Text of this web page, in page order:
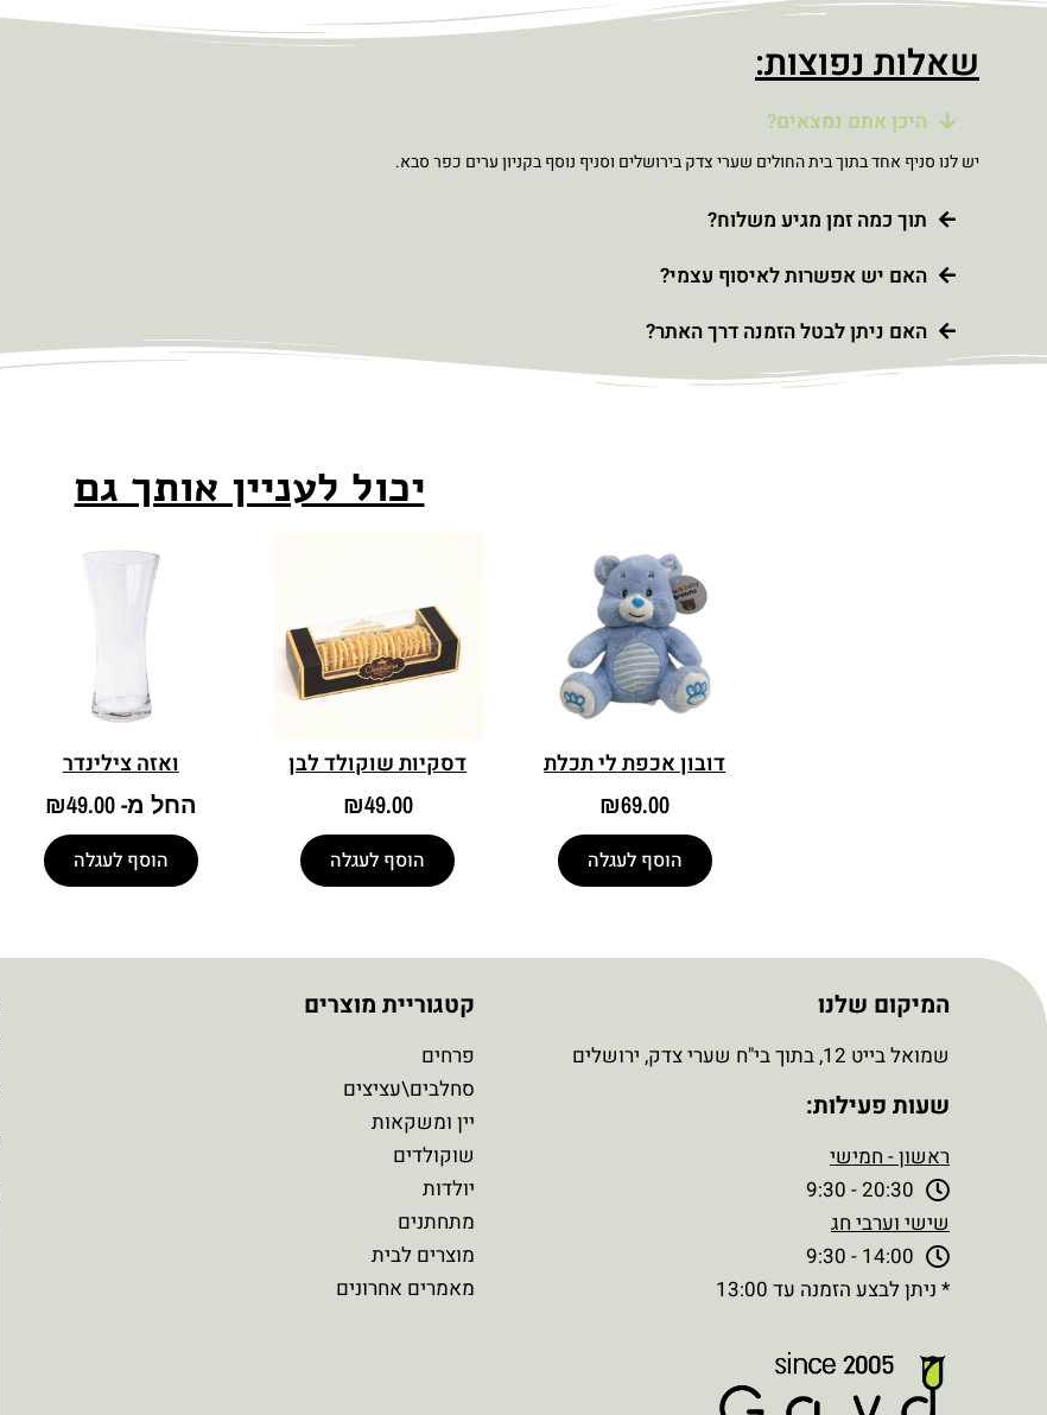
שאלות נפוצות:
היכן אתם נמצאים?
יש לנו סניף אחד בתוך בית החולים שערי צדק בירושלים וסניף נוסף בקניון ערים כפר סבא.
תוך כמה זמן מגיע משלוח?
האם יש אפשרות לאיסוף עצמי?
האם ניתן לבטל הזמנה דרך האתר?
יכול לעניין אותך גם
דובון אכפת לי תכלת
₪69.00
הוסף לעגלה
דסקיות שוקולד לבן
₪49.00
הוסף לעגלה
ואזה צילינדר
החל מ-
₪49.00
הוסף לעגלה
המיקום שלנו
שמואל בייט 12, בתוך בי"ח שערי צדק, ירושלים
שעות פעילות:
ראשון - חמישי
20:30 - 9:30
שישי וערבי חג
14:00 - 9:30
* ניתן לבצע הזמנה עד 13:00
קטגוריית מוצרים
פרחים
סחלבים\עציצים
יין ומשקאות
שוקולדים
יולדות
מתחתנים
מוצרים לבית
מאמרים אחרונים